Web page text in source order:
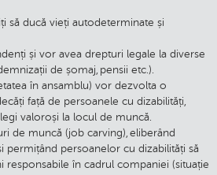
să ducă vieți autodeterminate și
și vor avea drepturi legale la diverse
de șomaj, pensii etc.).
în ansamblu) vor dezvolta o
față de persoanele cu dizabilități,
valoroși la locul de muncă.
de muncă (job carving), eliberând
permițând persoanelor cu dizabilități să
responsabile în cadrul companiei (situație